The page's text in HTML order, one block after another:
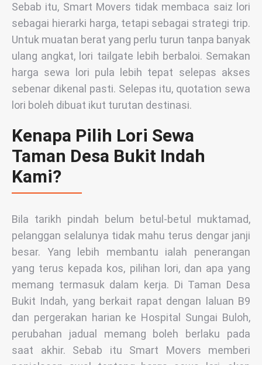
Sebab itu, Smart Movers tidak membaca saiz lori
sebagai hierarki harga, tetapi sebagai strategi trip.
Untuk muatan berat yang perlu turun tanpa banyak
ulang angkat, lori tailgate lebih berbaloi. Semakan
harga sewa lori pula lebih tepat selepas akses
sebenar dikenal pasti. Selepas itu, quotation sewa
lori boleh dibuat ikut turutan destinasi.
Kenapa Pilih Lori Sewa
Taman Desa Bukit Indah
Kami?
Bila tarikh pindah belum betul-betul muktamad,
pelanggan selalunya tidak mahu terus dengar janji
besar. Yang lebih membantu ialah penerangan
yang terus kepada kos, pilihan lori, dan apa yang
memang termasuk dalam kerja. Di Taman Desa
Bukit Indah, yang berkait rapat dengan laluan B9
dan pergerakan harian ke Hospital Sungai Buloh,
perubahan jadual memang boleh berlaku pada
saat akhir. Sebab itu Smart Movers memberi